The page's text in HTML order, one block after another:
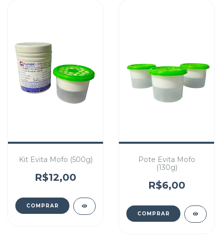
Kit Evita Mofo (500g)
R$12,00
Pote Evita Mofo
(130g)
R$6,00